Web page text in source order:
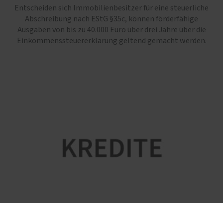
Entscheiden sich Immobilienbesitzer für eine steuerliche
Abschreibung nach EStG §35c, können förderfähige
Ausgaben von bis zu 40.000 Euro über drei Jahre über die
Einkommenssteuererklärung geltend gemacht werden.